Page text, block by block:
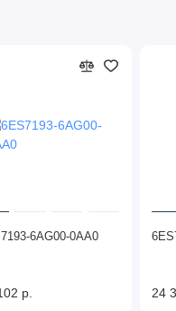
6AG00-0AA0
р. 24